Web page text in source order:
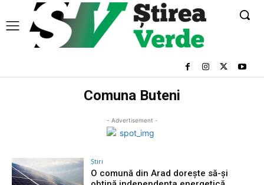
Comuna Buteni
- Advertisement -
Știri
O comună din Arad dorește să-și